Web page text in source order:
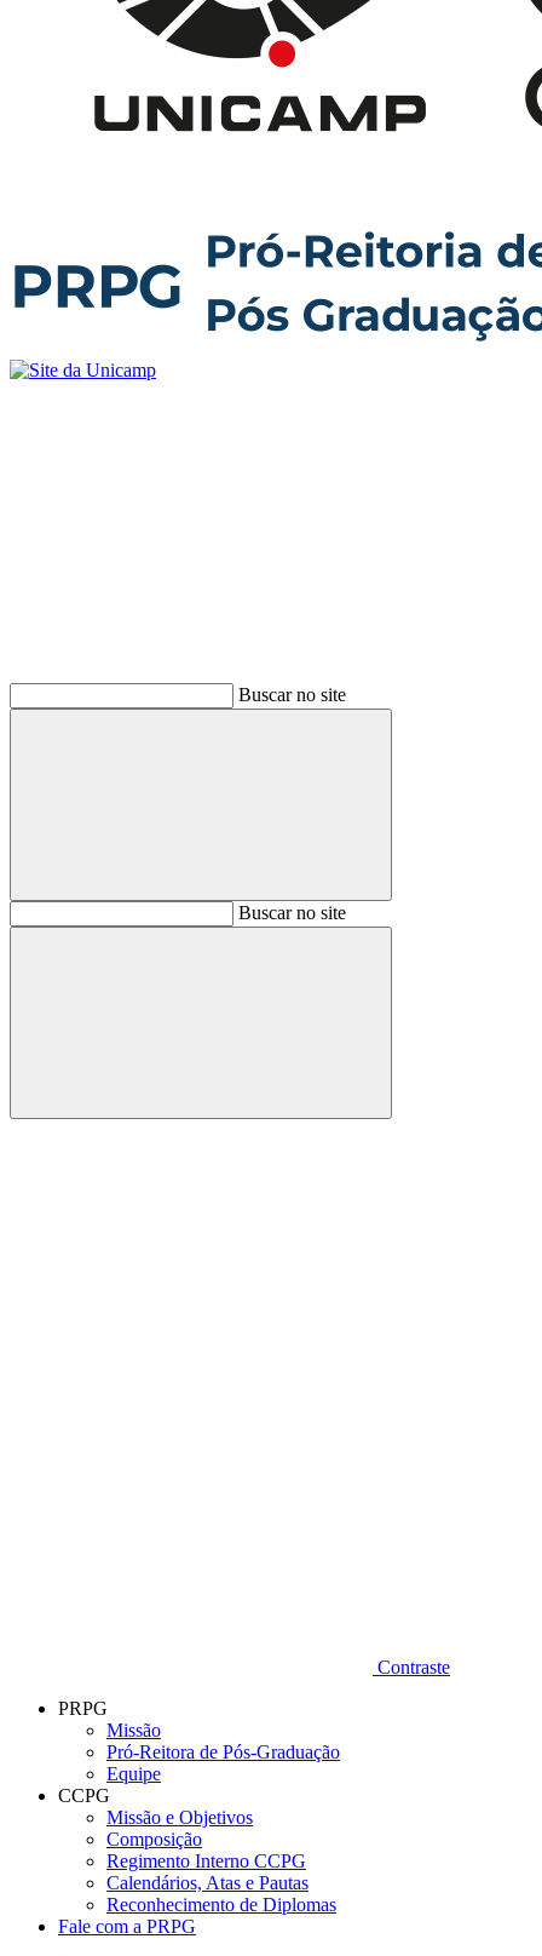
Buscar no site
BuscarBuscar no site
Buscar
Contraste
PRPG
Missão
Pró-Reitora de Pós-Graduação
Equipe
CCPG
Missão e Objetivos
Composição
Regimento Interno CCPG
Calendários, Atas e Pautas
Reconhecimento de Diplomas
Fale com a PRPG